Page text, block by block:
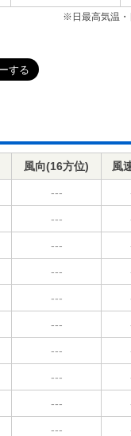
※日最高気温・
風向(16方位) 風
---
---
---
---
---
---
---
---
---
---